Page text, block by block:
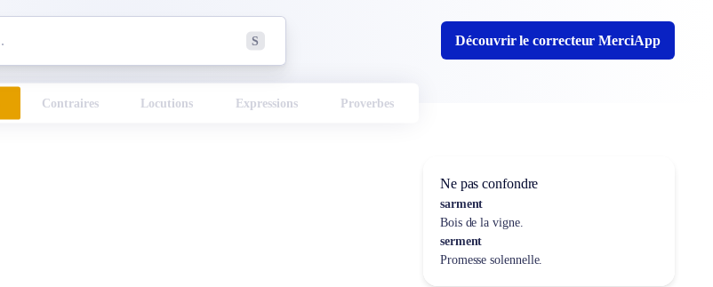
S Découvrir le correcteur MerciApp
Contraires Locutions Expressions Proverbes
Ne pas confondre
sarment
Bois de la vigne.
serment
Promesse solennelle.